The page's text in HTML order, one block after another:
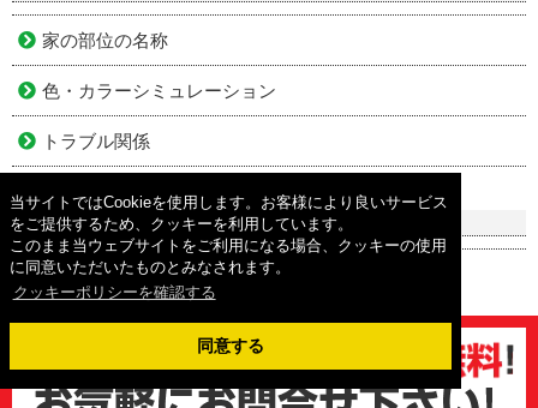
当サイトではCookieを使用します。お客様により良いサービス
をご提供するため、クッキーを利用しています。
このまま当ウェブサイトをご利用になる場合、クッキーの使用
に同意いただいたものとみなされます。
クッキーポリシーを確認する
同意する
家の部位の名称
色・カラーシミュレーション
トラブル関係
劣化症状
雨漏り